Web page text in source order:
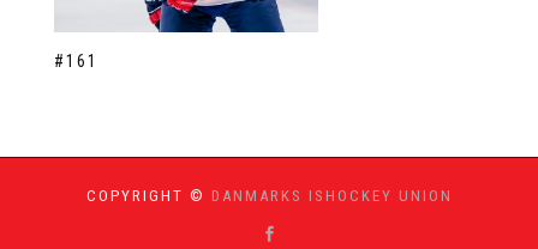
#161
COPYRIGHT © DANMARKS ISHOCKEY UNION